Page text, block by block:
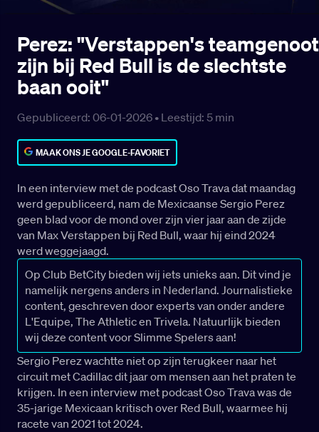
Perez: "Verstappen's teamgenoot
zijn bij Red Bull is de slechtste
baan ooit"
Gepubliceerd: 06-01-2026 • Leestijd: 5 min
MAAK ONS JE GOOGLE-FAVORIET
In een interview met de podcast Oso Trava dat maandag
werd gepubliceerd, nam de Mexicaanse Sergio Perez
geen blad voor de mond over zijn vier jaar aan de zijde
van Max Verstappen bij Red Bull, waar hij eind 2024
werd weggejaagd.
Op Club BetCity bieden wij iets unieks aan. Dit vind je
namelijk nergens anders in Nederland. Journalistieke
content, geschreven door experts van onder andere
L'Equipe, The Athletic en Trivela. Natuurlijk bieden
wij deze content voor Slimme Spelers aan!
Sergio Perez wachtte niet op zijn terugkeer naar het
circuit met Cadillac dit jaar om mensen aan het praten te
krijgen. In een interview met podcast Oso Trava was de
35-jarige Mexicaan kritisch over Red Bull, waarmee hij
racete van 2021 tot 2024.